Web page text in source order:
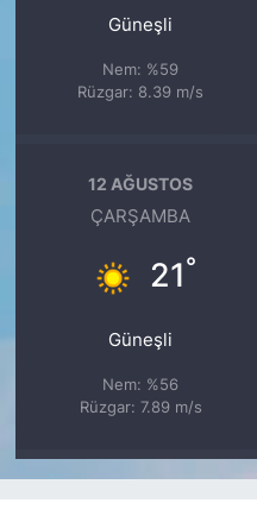
Güneşli
Nem: %59
Rüzgar: 8.39 m/s
12 AĞUSTOS
ÇARŞAMBA
21°
Güneşli
Nem: %56
Rüzgar: 7.89 m/s